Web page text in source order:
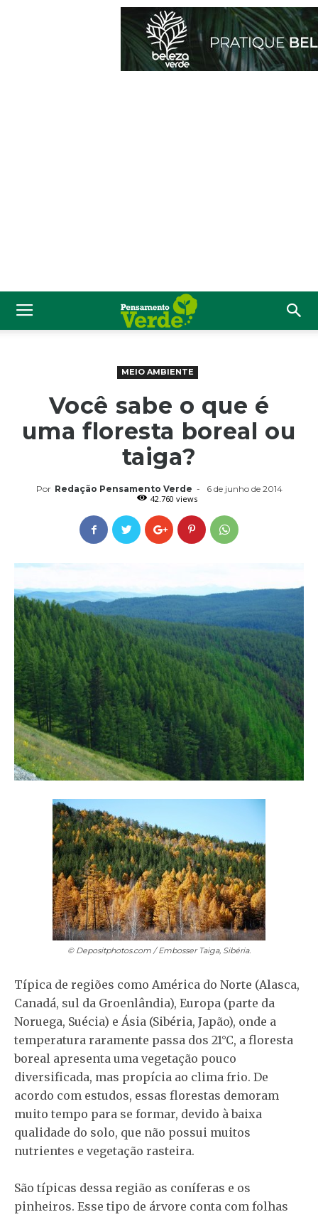
MEIO AMBIENTE
Você sabe o que é
uma floresta boreal ou
taiga?
Por Redação Pensamento Verde -
6 de junho de 2014
42.760 views
© Depositphotos.com / EmbosserTaiga, Sibéria.
Típica de regiões como América do Norte (Alasca,
Canadá, sul da Groenlândia), Europa (parte da
Noruega, Suécia) e Ásia (Sibéria, Japão), onde a
temperatura raramente passa dos 21°C, a floresta
boreal apresenta uma vegetação pouco
diversificada, mas propícia ao clima frio. De
acordo com estudos, essas florestas demoram
muito tempo para se formar, devido à baixa
qualidade do solo, que não possui muitos
nutrientes e vegetação rasteira.
São típicas dessa região as coníferas e os
pinheiros. Esse tipo de árvore conta com folhas